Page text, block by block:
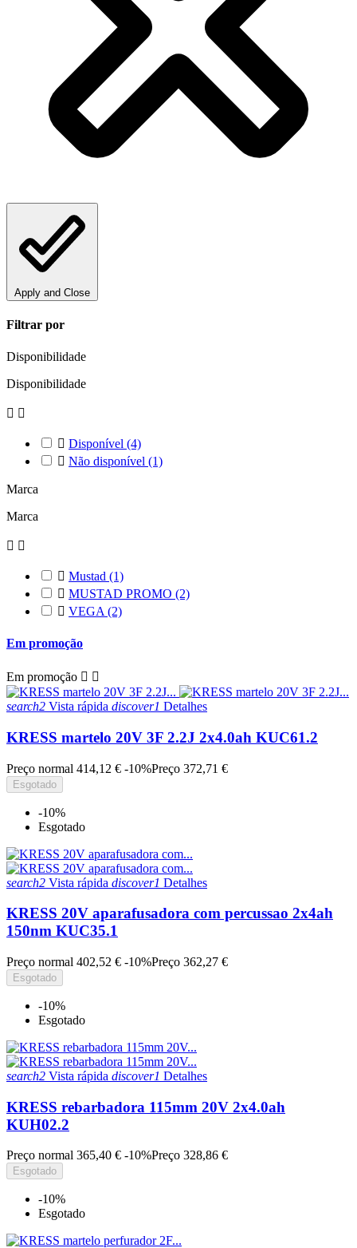
Apply and Close
Filtrar por
Disponibilidade
Disponibilidade
 
 Disponível (4)
 Não disponível (1)
Marca
Marca
 
 Mustad (1)
 MUSTAD PROMO (2)
 VEGA (2)
Em promoção
Em promoção  
search2 Vista rápida discover1 Detalhes
KRESS martelo 20V 3F 2.2J 2x4.0ah KUC61.2
Preço normal 414,12 € -10%Preço 372,71 €
Esgotado
-10%
Esgotado
search2 Vista rápida discover1 Detalhes
KRESS 20V aparafusadora com percussao 2x4ah
150nm KUC35.1
Preço normal 402,52 € -10%Preço 362,27 €
Esgotado
-10%
Esgotado
search2 Vista rápida discover1 Detalhes
KRESS rebarbadora 115mm 20V 2x4.0ah
KUH02.2
Preço normal 365,40 € -10%Preço 328,86 €
Esgotado
-10%
Esgotado